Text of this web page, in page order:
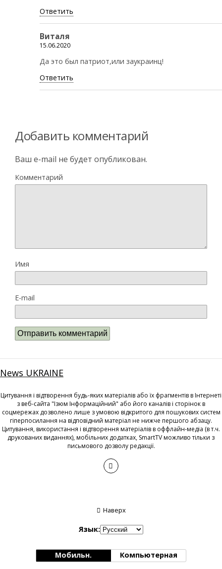
Ответить
Виталя
15.06.2020
Да это был патриот,или заукраинц!
Ответить
Добавить комментарий
Ваш e-mail не будет опубликован.
Комментарий
Имя
E-mail
News UKRAINE
Цитування і відтворення будь-яких матеріалів або їх фрагментів в Інтернеті
з веб-сайта "Ізюм Інформаційний" або його каналів і сторінок в
соцмережах дозволено лише з умовою відкритого для пошукових систем
гіперпосилання на відповідний матеріал не нижче першого абзацу.
Цитування, використання і відтворення матеріалів в оффлайн-медіа (в т.ч.
друкованих виданнях), мобільних додатках, SmartTV можливо тільки з
письмового дозволу редакції.
Наверх
Язык:
Мобильн. Компьютерная